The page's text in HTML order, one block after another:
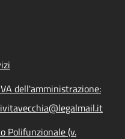
dell'amministrazione:
Polifunzionale (v.